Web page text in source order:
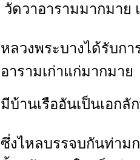
วัดวาอารามมากมา
หลวงพระบางได้รับก
อารามเก่าแก่มากมาย
มีบ้านเรืออันเป็นเอก
ซึ่งไหลบรรจบกันท่าม